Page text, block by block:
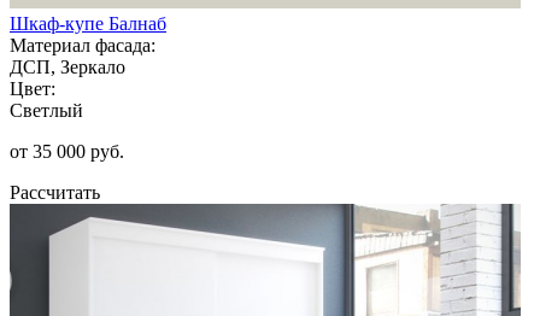
Шкаф-купе Балнаб
Материал фасада:
ДСП, Зеркало
Цвет:
Светлый
от 35 000 руб.
Рассчитать